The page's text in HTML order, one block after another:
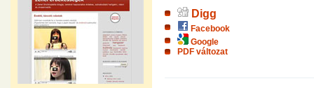
Digg
Facebook
Google
PDF változat